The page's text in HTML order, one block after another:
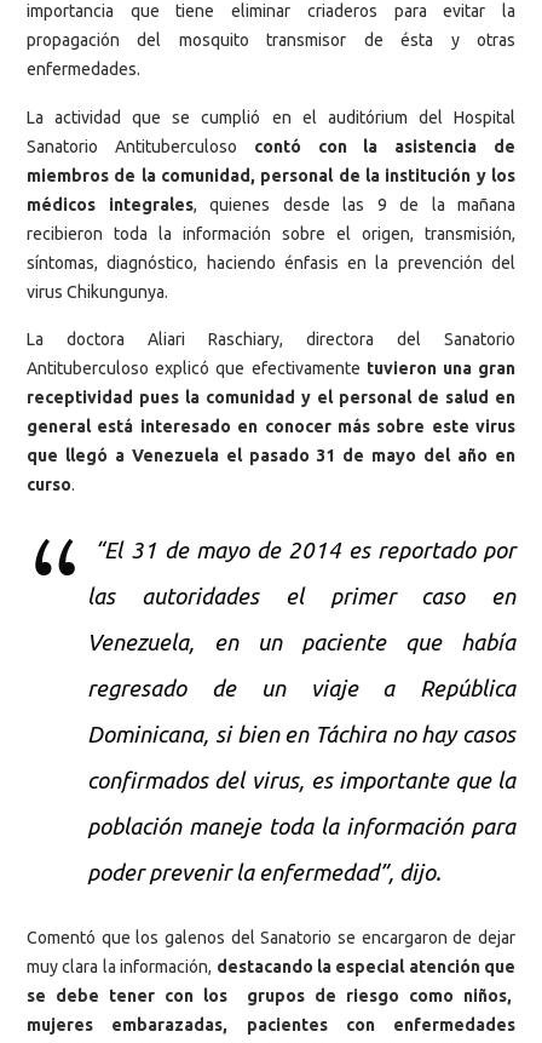
importancia que tiene eliminar criaderos para evitar la
propagación del mosquito transmisor de ésta y otras
enfermedades.
La actividad que se cumplió en el auditórium del Hospital
Sanatorio Antituberculoso contó con la asistencia de
miembros de la comunidad, personal de la institución y los
médicos integrales, quienes desde las 9 de la mañana
recibieron toda la información sobre el origen, transmisión,
síntomas, diagnóstico, haciendo énfasis en la prevención del
virus Chikungunya.
La doctora Aliari Raschiary, directora del Sanatorio
Antituberculoso explicó que efectivamente tuvieron una gran
receptividad pues la comunidad y el personal de salud en
general está interesado en conocer más sobre este virus
que llegó a Venezuela el pasado 31 de mayo del año en
curso.
“El 31 de mayo de 2014 es reportado por
las autoridades el primer caso en
Venezuela, en un paciente que había
regresado de un viaje a República
Dominicana, si bien en Táchira no hay casos
confirmados del virus, es importante que la
población maneje toda la información para
poder prevenir la enfermedad”, dijo.
Comentó que los galenos del Sanatorio se encargaron de dejar
muy clara la información, destacando la especial atención que
se debe tener con los grupos de riesgo como niños,
mujeres embarazadas, pacientes con enfermedades